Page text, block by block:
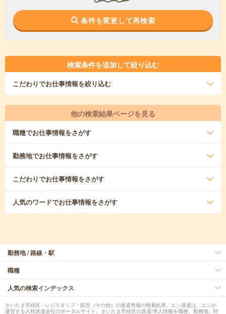
条件を変更して再検索
検索条件を追加して絞り込む
こだわりでお仕事情報を絞り込む
他の検索結果ページを見る
職種でお仕事情報をさがす
勤務地でお仕事情報をさがす
こだわりでお仕事情報をさがす
人気のワードでお仕事情報をさがす
勤務地 / 路線・駅
職種
人気の検索インデックス
さいたま市緑区 - レジスタッフ・販売（その他）の派遣情報の検索結果。エン派遣は、エンが
運営する人材派遣会社のポータルサイト。さいたま市緑区の派遣/求人情報を職種、勤務地、時